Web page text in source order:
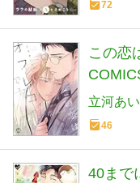
72
この恋
立河あ
46
40まで